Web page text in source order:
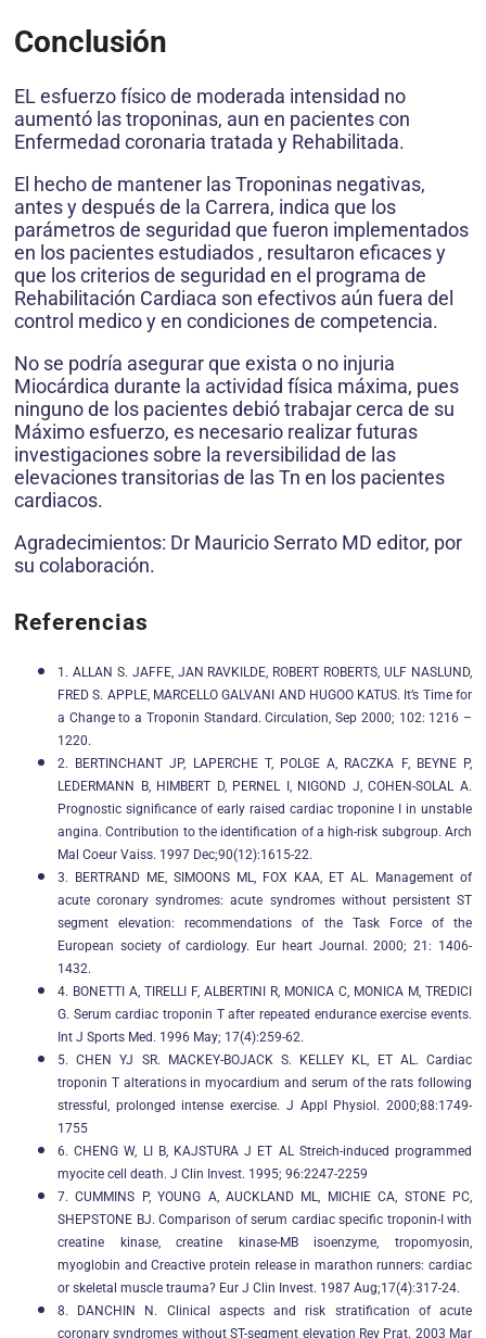
Conclusión
EL esfuerzo físico de moderada intensidad no
aumentó las troponinas, aun en pacientes con
Enfermedad coronaria tratada y Rehabilitada.
El hecho de mantener las Troponinas negativas,
antes y después de la Carrera, indica que los
parámetros de seguridad que fueron implementados
en los pacientes estudiados , resultaron eficaces y
que los criterios de seguridad en el programa de
Rehabilitación Cardiaca son efectivos aún fuera del
control medico y en condiciones de competencia.
No se podría asegurar que exista o no injuria
Miocárdica durante la actividad física máxima, pues
ninguno de los pacientes debió trabajar cerca de su
Máximo esfuerzo, es necesario realizar futuras
investigaciones sobre la reversibilidad de las
elevaciones transitorias de las Tn en los pacientes
cardiacos.
Agradecimientos: Dr Mauricio Serrato MD editor, por
su colaboración.
Referencias
1. ALLAN S. JAFFE, JAN RAVKILDE, ROBERT ROBERTS, ULF NASLUND,
FRED S. APPLE, MARCELLO GALVANI AND HUGOO KATUS. It’s Time for
a Change to a Troponin Standard. Circulation, Sep 2000; 102: 1216 –
1220.
2. BERTINCHANT JP, LAPERCHE T, POLGE A, RACZKA F, BEYNE P,
LEDERMANN B, HIMBERT D, PERNEL I, NIGOND J, COHEN-SOLAL A.
Prognostic significance of early raised cardiac troponine I in unstable
angina. Contribution to the identification of a high-risk subgroup. Arch
Mal Coeur Vaiss. 1997 Dec;90(12):1615-22.
3. BERTRAND ME, SIMOONS ML, FOX KAA, ET AL. Management of
acute coronary syndromes: acute syndromes without persistent ST
segment elevation: recommendations of the Task Force of the
European society of cardiology. Eur heart Journal. 2000; 21: 1406-
1432.
4. BONETTI A, TIRELLI F, ALBERTINI R, MONICA C, MONICA M, TREDICI
G. Serum cardiac troponin T after repeated endurance exercise events.
Int J Sports Med. 1996 May; 17(4):259-62.
5. CHEN YJ SR. MACKEY-BOJACK S. KELLEY KL, ET AL. Cardiac
troponin T alterations in myocardium and serum of the rats following
stressful, prolonged intense exercise. J Appl Physiol. 2000;88:1749-
1755
6. CHENG W, LI B, KAJSTURA J ET AL Streich-induced programmed
myocite cell death. J Clin Invest. 1995; 96:2247-2259
7. CUMMINS P, YOUNG A, AUCKLAND ML, MICHIE CA, STONE PC,
SHEPSTONE BJ. Comparison of serum cardiac specific troponin-I with
creatine kinase, creatine kinase-MB isoenzyme, tropomyosin,
myoglobin and Creactive protein release in marathon runners: cardiac
or skeletal muscle trauma? Eur J Clin Invest. 1987 Aug;17(4):317-24.
8. DANCHIN N. Clinical aspects and risk stratification of acute
coronary syndromes without ST-segment elevation Rev Prat. 2003 Mar